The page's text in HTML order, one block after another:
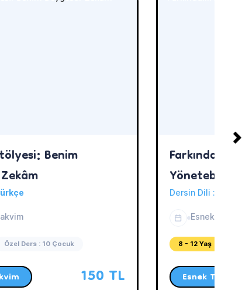
Benim
Özel Ders : 10 Çocuk
150 TL
Farkındalık
Dersin Dili :
Esnek
8 - 12 Yaş
Esnek Takvim